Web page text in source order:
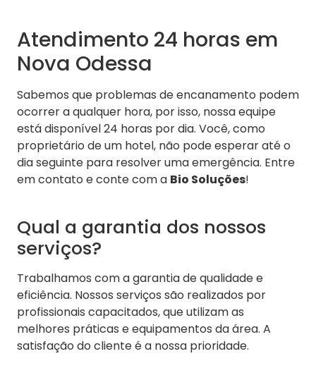
Atendimento 24 horas em
Nova Odessa
Sabemos que problemas de encanamento podem
ocorrer a qualquer hora, por isso, nossa equipe
está disponível 24 horas por dia. Você, como
proprietário de um hotel, não pode esperar até o
dia seguinte para resolver uma emergência. Entre
em contato e conte com a Bio Soluções!
Qual a garantia dos nossos
serviços?
Trabalhamos com a garantia de qualidade e
eficiência. Nossos serviços são realizados por
profissionais capacitados, que utilizam as
melhores práticas e equipamentos da área. A
satisfação do cliente é a nossa prioridade.